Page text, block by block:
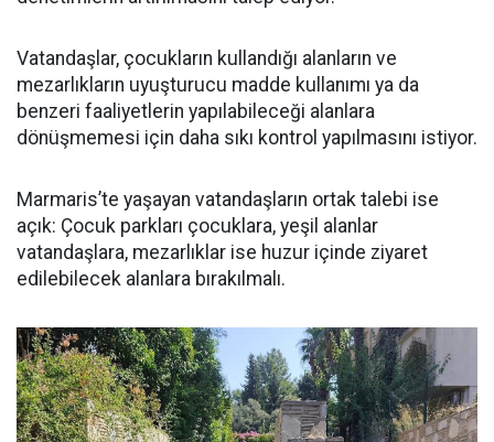
Vatandaşlar, çocukların kullandığı alanların ve
mezarlıkların uyuşturucu madde kullanımı ya da
benzeri faaliyetlerin yapılabileceği alanlara
dönüşmemesi için daha sıkı kontrol yapılmasını istiyor.
Marmaris’te yaşayan vatandaşların ortak talebi ise
açık: Çocuk parkları çocuklara, yeşil alanlar
vatandaşlara, mezarlıklar ise huzur içinde ziyaret
edilebilecek alanlara bırakılmalı.